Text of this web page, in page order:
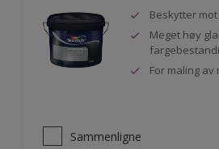
Beskytter
Meget høy
For maling
Sammenligne